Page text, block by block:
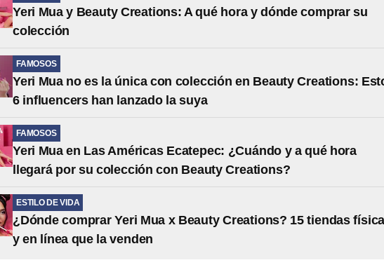
Yeri Mua y Beauty Creations: A qué hora y dónde comprar su
colección
FAMOSOS
Yeri Mua no es la única con colección en Beauty Creations:
6 influencers han lanzado la suya
FAMOSOS
Yeri Mua en Las Américas Ecatepec: ¿Cuándo y a qué hora
llegará por su colección con Beauty Creations?
ESTILO DE VIDA
¿Dónde comprar Yeri Mua x Beauty Creations? 15 tiendas
y en línea que la venden